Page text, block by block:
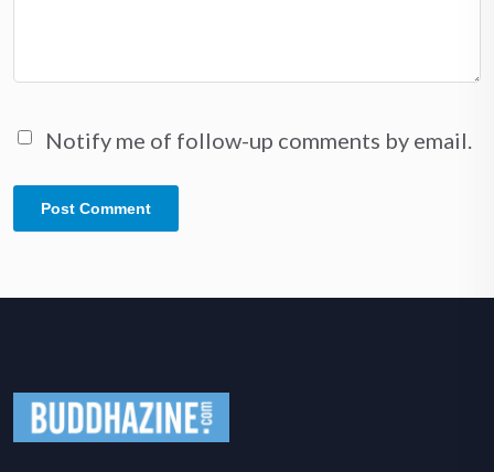
Notify me of follow-up comments by email.